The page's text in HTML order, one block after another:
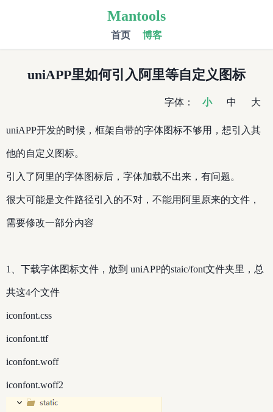
Mantools
首页 博客
uniAPP里如何引入阿里等自定义图标
字体： 小 中 大
uniAPP开发的时候，框架自带的字体图标不够用，想引入其
他的自定义图标。
引入了阿里的字体图标后，字体加载不出来，有问题。
很大可能是文件路径引入的不对，不能用阿里原来的文件，
需要修改一部分内容
1、下载字体图标文件，放到 uniAPP的staic/font文件夹里，总
共这4个文件
iconfont.css
iconfont.ttf
iconfont.woff
iconfont.woff2